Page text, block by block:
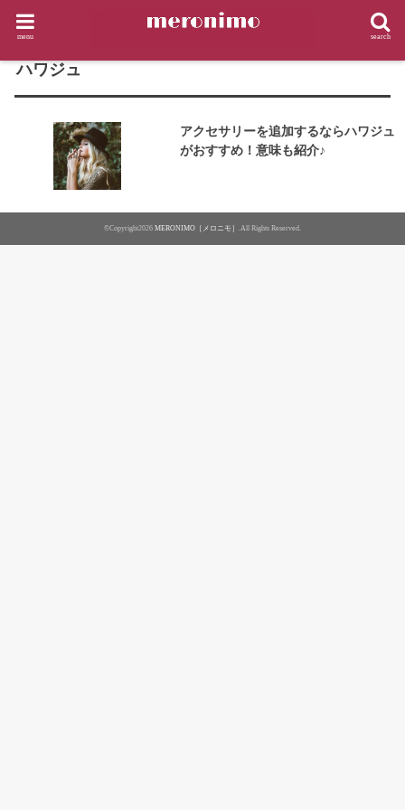
search
menu
HOME
ハワジュ
アクセサリーを追加するならハワジュ
がおすすめ！意味も紹介♪
©Copyright2026 MERONIMO［メロニモ］ .All Rights Reserved.